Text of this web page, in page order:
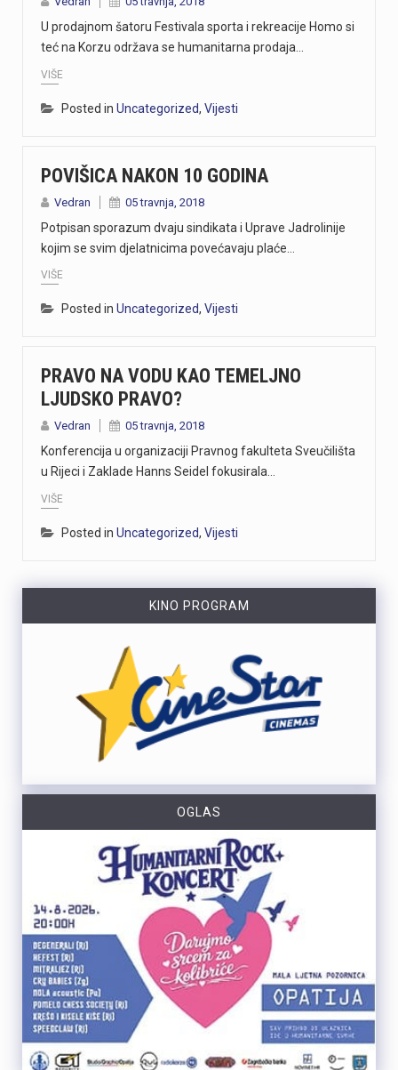
U prodajnom šatoru Festivala sporta i rekreacije Homo si
teć na Korzu održava se humanitarna prodaja…
VIŠE
Posted in Uncategorized, Vijesti
POVIŠICA NAKON 10 GODINA
Vedran 05 travnja, 2018
Potpisan sporazum dvaju sindikata i Uprave Jadrolinije
kojim se svim djelatnicima povećavaju plaće…
VIŠE
Posted in Uncategorized, Vijesti
PRAVO NA VODU KAO TEMELJNO
LJUDSKO PRAVO?
Vedran 05 travnja, 2018
Konferencija u organizaciji Pravnog fakulteta Sveučilišta
u Rijeci i Zaklade Hanns Seidel fokusirala…
VIŠE
Posted in Uncategorized, Vijesti
KINO PROGRAM
OGLAS